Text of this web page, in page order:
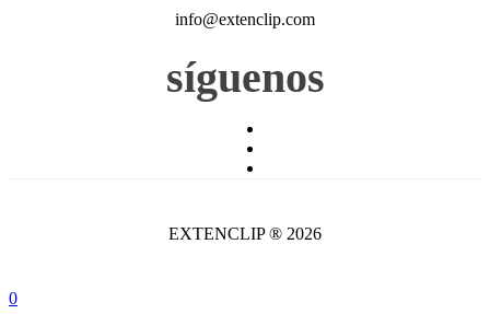
info@extenclip.com
síguenos
EXTENCLIP ® 2026
0